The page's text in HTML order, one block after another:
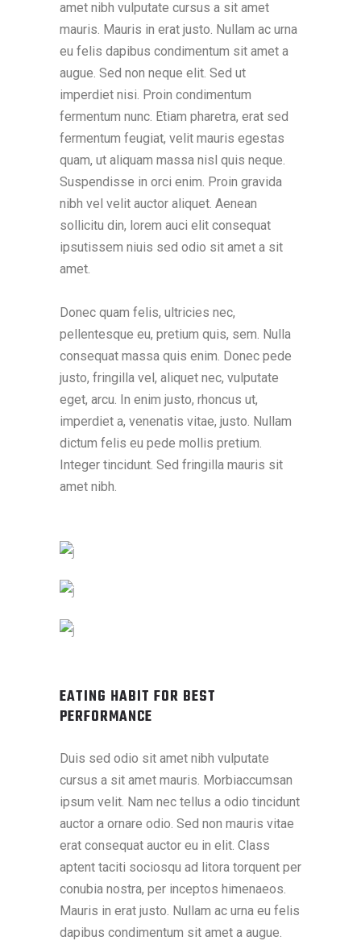
amet nibh vulputate cursus a sit amet
mauris. Mauris in erat justo. Nullam ac urna
eu felis dapibus condimentum sit amet a
augue. Sed non neque elit. Sed ut
imperdiet nisi. Proin condimentum
fermentum nunc. Etiam pharetra, erat sed
fermentum feugiat, velit mauris egestas
quam, ut aliquam massa nisl quis neque.
Suspendisse in orci enim. Proin gravida
nibh vel velit auctor aliquet. Aenean
sollicitu din, lorem auci elit consequat
ipsutissem niuis sed odio sit amet a sit
amet.
Donec quam felis, ultricies nec,
pellentesque eu, pretium quis, sem. Nulla
consequat massa quis enim. Donec pede
justo, fringilla vel, aliquet nec, vulputate
eget, arcu. In enim justo, rhoncus ut,
imperdiet a, venenatis vitae, justo. Nullam
dictum felis eu pede mollis pretium.
Integer tincidunt. Sed fringilla mauris sit
amet nibh.
EATING HABIT FOR BEST
PERFORMANCE
Duis sed odio sit amet nibh vulputate
cursus a sit amet mauris. Morbiaccumsan
ipsum velit. Nam nec tellus a odio tincidunt
auctor a ornare odio. Sed non mauris vitae
erat consequat auctor eu in elit. Class
aptent taciti sociosqu ad litora torquent per
conubia nostra, per inceptos himenaeos.
Mauris in erat justo. Nullam ac urna eu felis
dapibus condimentum sit amet a augue.